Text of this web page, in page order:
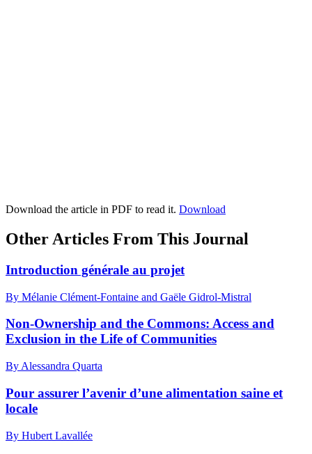
Download the article in PDF to read it. Download
Other Articles From This Journal
Introduction générale au projet
By Mélanie Clément-Fontaine and Gaële Gidrol-Mistral
Non-Ownership and the Commons: Access and
Exclusion in the Life of Communities
By Alessandra Quarta
Pour assurer l’avenir d’une alimentation saine et
locale
By Hubert Lavallée